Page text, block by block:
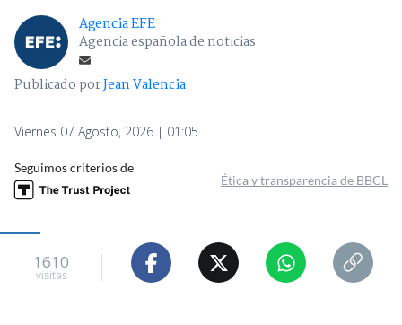
Agencia EFE
Agencia española de noticias
Publicado porJean Valencia
Viernes 07 Agosto, 2026 | 01:05
Seguimos criterios de
Ética y transparencia de BBCL
1610
visitas